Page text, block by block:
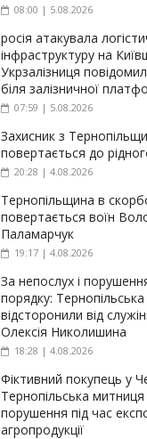
08:00 | 5.08.2026
росія атакувала
інфраструктуру на
Укрзалізниця
біля залізничної
07:59 | 5.08.2026
Захисник з
повертається до
20:28 | 4.08.2026
Тернопільщина в
повертається воїн
Паламарчук
19:17 | 4.08.2026
За непослух і
порядку:
відсторонили від
Олексія Николишина
18:28 | 4.08.2026
Фіктивний покупець у
Тернопільська
порушення під час
агропродукції